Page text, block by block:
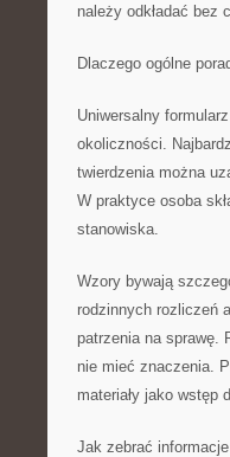
należy odkładać bez
Dlaczego ogólne
Uniwersalny
okoliczności.
twierdzenia można
W praktyce osoba
stanowiska.
Wzory bywają
rodzinnych rozliczeń
patrzenia na sprawę.
nie mieć znaczenia.
materiały jako wstęp
Jak zebrać